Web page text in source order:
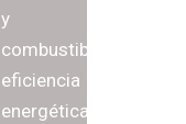
y
combustible,
eficiencia
energética